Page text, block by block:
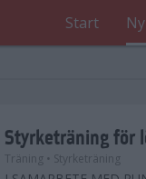
Start
Styrketräning för
Träning • Styrketräning